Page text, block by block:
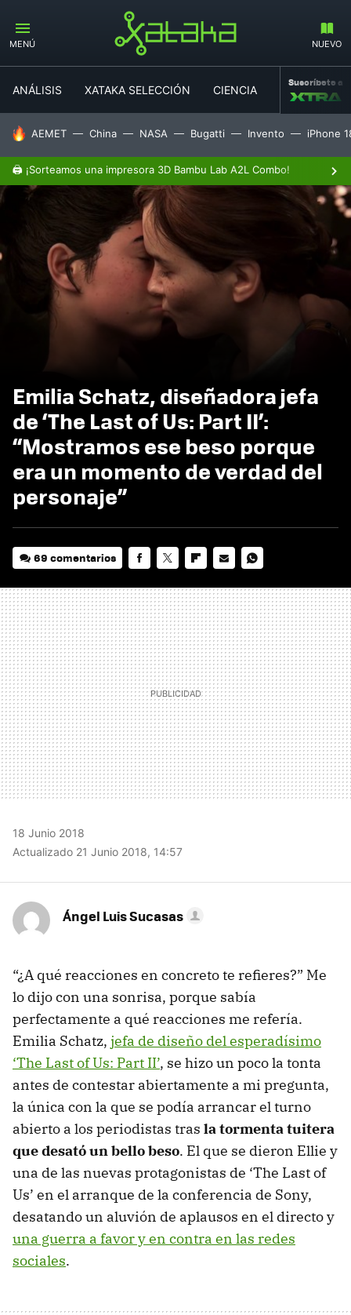
MENÚ NUEVO
ANÁLISIS XATAKA SELECCIÓN CIENCIA MOVILIDAD
Suscríbete a
HOY SE HABLA DE
AEMET China NASA Bugatti Invento iPhone
🖨️ ¡Sorteamos una impresora 3D Bambu Lab A2L Combo!
Emilia Schatz, diseñadora jefa
de ‘The Last of Us: Part II’:
“Mostramos ese beso porque
era un momento de verdad del
personaje”
69 comentarios
MAIL
18 Junio 2018
Actualizado 21 Junio 2018, 14:57
Ángel Luis Sucasas
“¿A qué reacciones en concreto te refieres?” Me
lo dijo con una sonrisa, porque sabía
perfectamente a qué reacciones me refería.
Emilia Schatz, jefa de diseño del esperadísimo
‘The Last of Us: Part II’, se hizo un poco la tonta
antes de contestar abiertamente a mi pregunta,
la única con la que se podía arrancar el turno
abierto a los periodistas tras la tormenta tuitera
que desató un bello beso. El que se dieron Ellie y
una de las nuevas protagonistas de ‘The Last of
Us’ en el arranque de la conferencia de Sony,
desatando un aluvión de aplausos en el directo y
una guerra a favor y en contra en las redes
sociales.